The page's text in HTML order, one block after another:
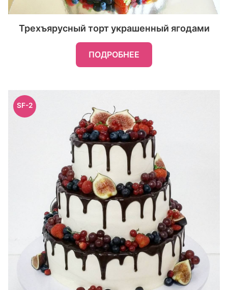
Трехъярусный торт украшенный ягодами
ПОДРОБНЕЕ
SF-2